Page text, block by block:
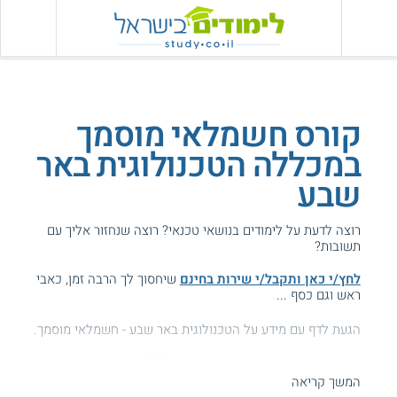
קורס חשמלאי מוסמך
במכללה הטכנולוגית באר
שבע
רוצה לדעת על לימודים בנושאי טכנאי? רוצה שנחזור אליך עם
תשובות?
לחץ/י כאן ותקבל/י שירות בחינם שיחסוך לך הרבה זמן, כאבי
ראש וגם כסף ...
הגעת לדף עם מידע על הטכנולוגית באר שבע - חשמלאי מוסמך.
עזרנו גם לך? דרג אותנו:המשך קריאה